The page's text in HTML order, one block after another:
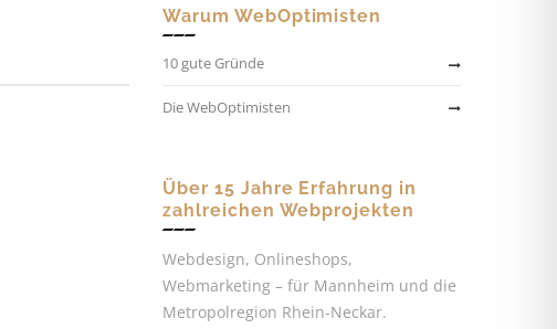
Warum WebOptimisten
10 gute Gründe
Die WebOptimisten
Über 15 Jahre Erfahrung in
zahlreichen Webprojekten
Webdesign, Onlineshops,
Webmarketing – für Mannheim und die
Metropolregion Rhein-Neckar.